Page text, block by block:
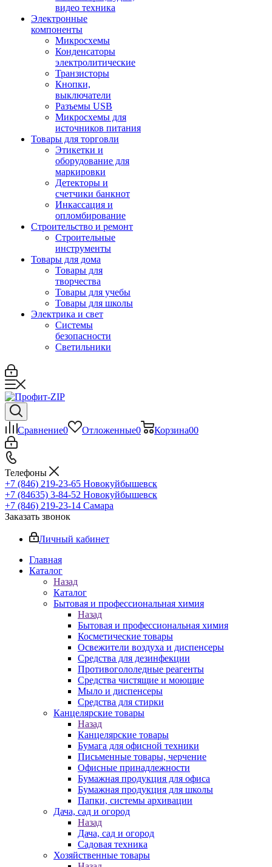
видео техника
Электронные
компоненты
Микросхемы
Конденсаторы
электролитические
Транзисторы
Кнопки,
выключатели
Разъемы USB
Микросхемы для
источников питания
Товары для торговли
Этикетки и
оборудование для
маркировки
Детекторы и
счетчики банкнот
Инкассация и
опломбирование
Строительство и ремонт
Строительные
инструменты
Товары для дома
Товары для
творчества
Товары для учебы
Товары для школы
Электрика и свет
Системы
безопасности
Светильники
Сравнение0 Отложенные0 Корзина00
Телефоны
+7 (846) 219-23-65 Новокуйбышевск
+7 (84635) 3-84-52 Новокуйбышевск
+7 (846) 219-23-14 Самара
Заказать звонок
Личный кабинет
Главная
Каталог
Назад
Каталог
Бытовая и профессиональная химия
Назад
Бытовая и профессиональная химия
Косметические товары
Освежители воздуха и диспенсеры
Средства для дезинфекции
Противогололедные реагенты
Средства чистящие и моющие
Мыло и диспенсеры
Средства для стирки
Канцелярские товары
Назад
Канцелярские товары
Бумага для офисной техники
Письменные товары, черчение
Офисные принадлежности
Бумажная продукция для офиса
Бумажная продукция для школы
Папки, системы архивации
Дача, сад и огород
Назад
Дача, сад и огород
Садовая техника
Хозяйственные товары